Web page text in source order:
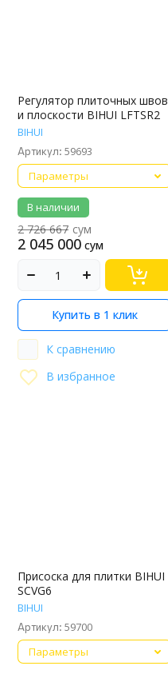
Регулятор плиточных швов
и плоскости BIHUI LFTSR2
BIHUI
Артикул: 59693
Параметры
В наличии
2 726 667 сум
2 045 000 сум
Купить в 1 клик
К сравнению
В избранное
Присоска для плитки BIHUI
SCVG6
BIHUI
Артикул: 59700
Параметры